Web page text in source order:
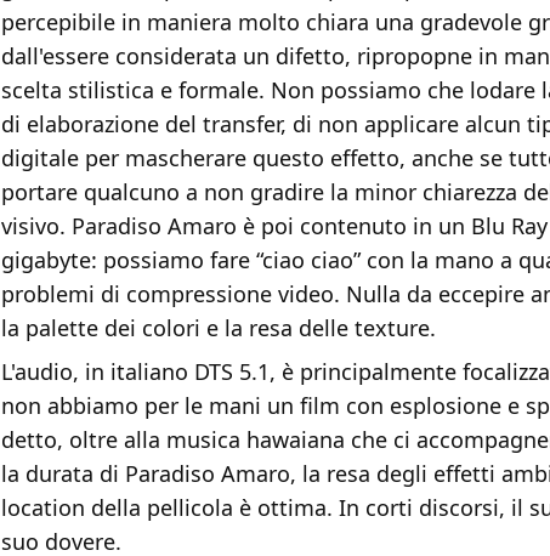
percepibile in maniera molto chiara una gradevole
dall'essere considerata un difetto, ripropopne in
scelta stilistica e formale. Non possiamo che lodare
di elaborazione del transfer, di non applicare alcun
digitale per mascherare questo effetto, anche se
portare qualcuno a non gradire la minor chiarezza
visivo. Paradiso Amaro è poi contenuto in un Blu
gigabyte: possiamo fare “ciao ciao” con la mano a
problemi di compressione video. Nulla da eccepire
la palette dei colori e la resa delle texture.
L'audio, in italiano DTS 5.1, è principalmente
non abbiamo per le mani un film con esplosione e
detto, oltre alla musica hawaiana che ci
la durata di Paradiso Amaro, la resa degli effetti
location della pellicola è ottima. In corti discorsi, il
suo dovere.